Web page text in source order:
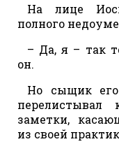
На лице
полного
– Да, я – так
он.
Но сыщик
перелистывал
заметки,
из своей